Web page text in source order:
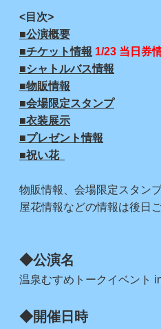
<目次>
■公演概要
■チケット情報 1/23 当日券
■シャトルバス情報
■物販情報
■会場限定スタンプ
■衣装展示
■プレゼント情報
■祝い花
物販情報、会場限定スタン
屋花情報などの情報は後日
◆公演名
温泉むすめトークイベント
◆開催日時